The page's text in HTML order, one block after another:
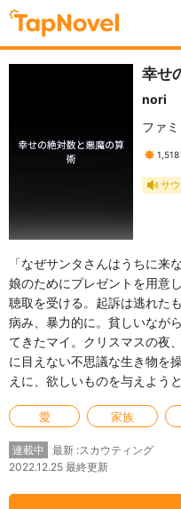
幸せ
nori
ファ
1,518
サ
「なぜサンタさんはうちに来
娘のためにプレゼントを用意
聴取を受ける。起訴は逃れた
病み、暴力的に。貧しいなが
てきたマイ。クリスマスの夜
に目えない不思議な生き物を
えに、欲しいものを与えよう
愛 家族
連載中
最新 :スカウティング
2022.12.25 最終更新